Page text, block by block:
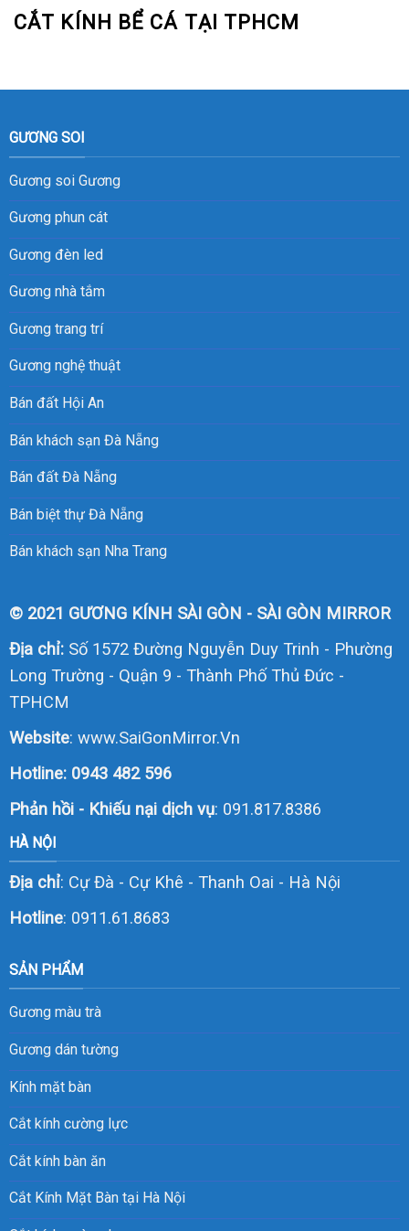
CẮT KÍNH BỂ CÁ TẠI TPHCM
GƯƠNG SOI
Gương soi Gương
Gương phun cát
Gương đèn led
Gương nhà tắm
Gương trang trí
Gương nghệ thuật
Bán đất Hội An
Bán khách sạn Đà Nẵng
Bán đất Đà Nẵng
Bán biệt thự Đà Nẵng
Bán khách sạn Nha Trang
© 2021 GƯƠNG KÍNH SÀI GÒN - SÀI GÒN MIRROR
Địa chỉ:Số 1572 Đường Nguyễn Duy Trinh - Phường
Long Trường - Quận 9 - Thành Phố Thủ Đức -
TPHCM
Website: www.SaiGonMirror.Vn
Hotline: 0943 482 596
Phản hồi - Khiếu nại dịch vụ: 091.817.8386
HÀ NỘI
Địa chỉ: Cự Đà - Cự Khê - Thanh Oai - Hà Nội
Hotline: 0911.61.8683
SẢN PHẨM
Gương màu trà
Gương dán tường
Kính mặt bàn
Cắt kính cường lực
Cắt kính bàn ăn
Cắt Kính Mặt Bàn tại Hà Nội